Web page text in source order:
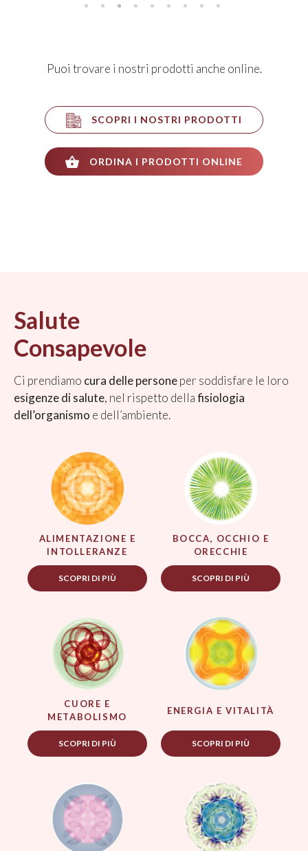
Puoi trovare i nostri prodotti anche online.
SCOPRI I NOSTRI PRODOTTI
ORDINA I PRODOTTI ONLINE
Salute
Consapevole
Ci prendiamo cura delle personeper soddisfare le loro
esigenze di salute, nel rispetto dellafisiologia
dell’organismo e dell’ambiente.
ALIMENTAZIONE E
INTOLLERANZE
SCOPRI DI PIÙ
BOCCA, OCCHIO E
ORECCHIE
SCOPRI DI PIÙ
CUORE E
METABOLISMO
SCOPRI DI PIÙ
ENERGIA E VITALITÀ
SCOPRI DI PIÙ